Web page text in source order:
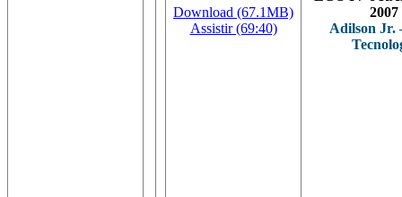
Download (67.1MB)
Assistir (69:40)
2007
Adilson Jr.